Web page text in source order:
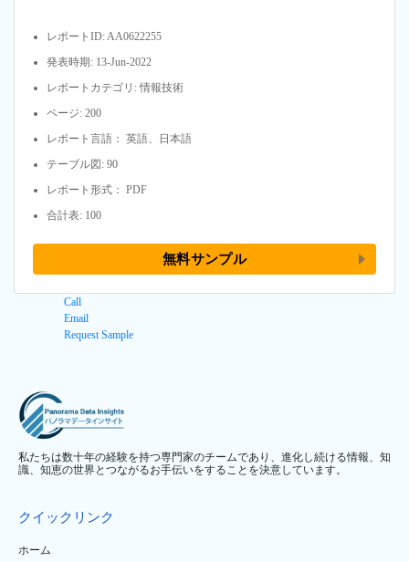
レポートID: AA0622255
発表時期: 13-Jun-2022
レポートカテゴリ: 情報技術
ページ: 200
レポート言語： 英語、日本語
テーブル図: 90
レポート形式： PDF
合計表: 100
無料サンプル
Call
Email
Request Sample
私たちは数十年の経験を持つ専門家のチームであり、進化し続ける情報、知
識、知恵の世界とつながるお手伝いをすることを決意しています。
クイックリンク
ホーム